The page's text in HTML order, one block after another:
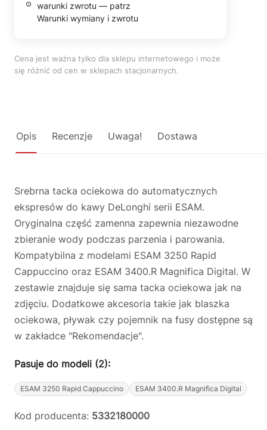
warunki zwrotu — patrz
Warunki wymiany i zwrotu
Cena jest ważna tylko dla sklepu internetowego i może
się różnić od cen w sklepach stacjonarnych.
Opis Recenzje Uwaga! Dostawa
Srebrna tacka ociekowa do automatycznych
ekspresów do kawy DeLonghi serii ESAM.
Oryginalna część zamenna zapewnia niezawodne
zbieranie wody podczas parzenia i parowania.
Kompatybilna z modelami ESAM 3250 Rapid
Cappuccino oraz ESAM 3400.R Magnifica Digital. W
zestawie znajduje się sama tacka ociekowa jak na
zdjęciu. Dodatkowe akcesoria takie jak blaszka
ociekowa, pływak czy pojemnik na fusy dostępne są
w zakładce "Rekomendacje".
Pasuje do modeli (2):
ESAM 3250 Rapid Cappuccino ESAM 3400.R Magnifica Digital
Kod producenta: 5332180000